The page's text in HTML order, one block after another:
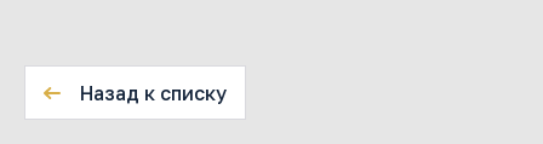
Назад к списку